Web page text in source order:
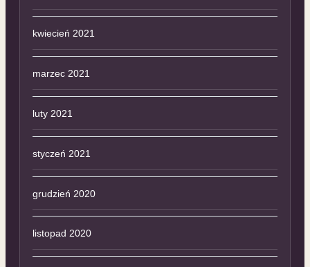
kwiecień 2021
marzec 2021
luty 2021
styczeń 2021
grudzień 2020
listopad 2020